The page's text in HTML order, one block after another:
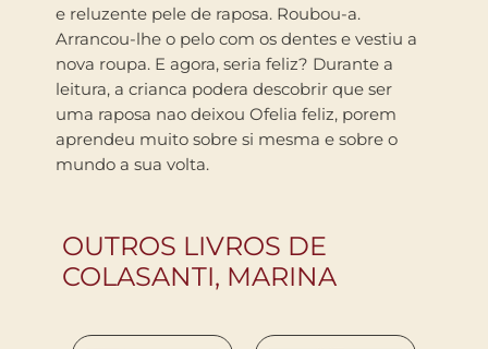
e reluzente pele de raposa. Roubou-a.
Arrancou-lhe o pelo com os dentes e vestiu a
nova roupa. E agora, seria feliz? Durante a
leitura, a crianca podera descobrir que ser
uma raposa nao deixou Ofelia feliz, porem
aprendeu muito sobre si mesma e sobre o
mundo a sua volta.
OUTROS LIVROS DE
COLASANTI, MARINA